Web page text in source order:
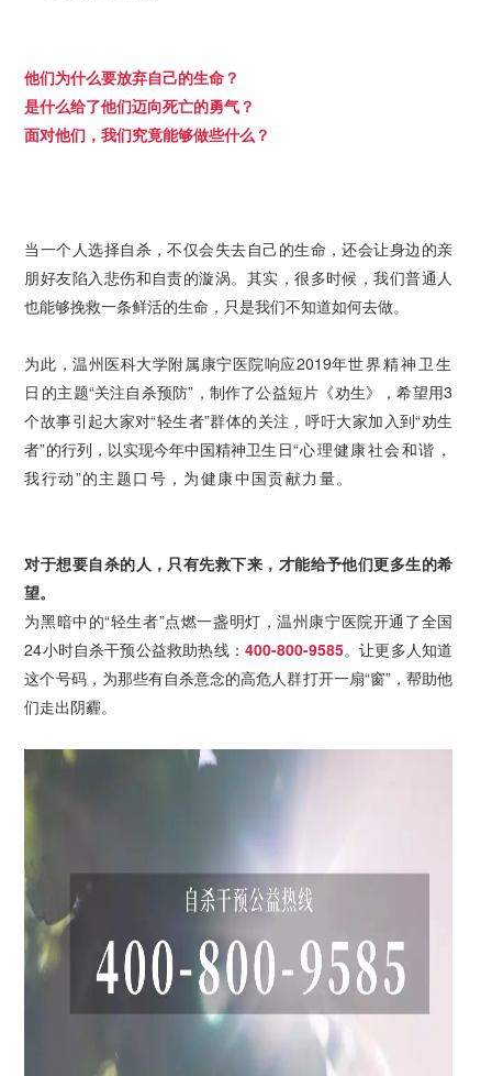
他们为什么要放弃自己的生命？
是什么给了他们迈向死亡的勇气？
面对他们，我们究竟能够做些什么？
当一个人选择自杀，不仅会失去自己的生命，还会让身边的亲
朋好友陷入悲伤和自责的漩涡。其实，很多时候，我们普通人
也能够挽救一条鲜活的生命，只是我们不知道如何去做。
为此，温州医科大学附属康宁医院响应2019年世界精神卫生
日 的主题“关注自杀预防”，制作了公益短片《劝生》，希望用3
个故事引起大家对“轻生者”群体的关注，呼吁大家加入到“劝生
者”的行列，以实现今年中国精神卫生日“心理健康社会和谐，
我行动”的主题口号 ， 为健康中国贡献力量。
对于想要自杀的人，只有先救下来，才能给予他们更多生的希
望。
为黑暗中的“轻生者”点燃一盏明灯，温州康宁医院开通了全国
24小时自杀干预公益救助热线： 400-800-9585。让更多人知道
这个号码，为那些有自杀意念的高危人群打开一扇“窗”，帮助他
们走出阴霾。